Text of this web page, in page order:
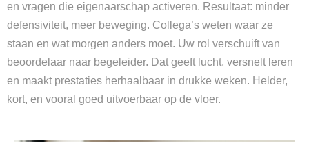
en vragen die eigenaarschap activeren. Resultaat: minder
defensiviteit, meer beweging. Collega’s weten waar ze
staan en wat morgen anders moet. Uw rol verschuift van
beoordelaar naar begeleider. Dat geeft lucht, versnelt leren
en maakt prestaties herhaalbaar in drukke weken. Helder,
kort, en vooral goed uitvoerbaar op de vloer.